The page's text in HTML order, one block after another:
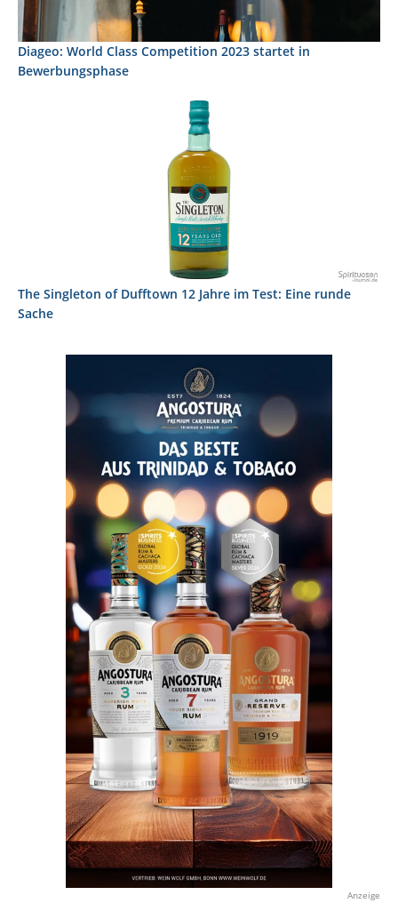
Diageo: World Class Competition 2023 startet in
Bewerbungsphase
The Singleton of Dufftown 12 Jahre im Test: Eine runde
Sache
Anzeige